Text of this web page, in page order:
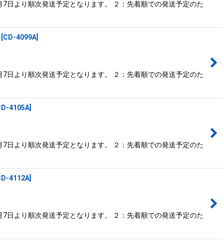
日より順次発送予定となります。 ２：先着順での発送予定のた
CD-4099A
日より順次発送予定となります。 ２：先着順での発送予定のた
4105A
日より順次発送予定となります。 ２：先着順での発送予定のた
4112A
日より順次発送予定となります。 ２：先着順での発送予定のた